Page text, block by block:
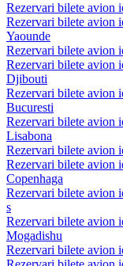
Rezervari bilete avion
Rezervari bilete avion
Yaounde
Rezervari bilete avion
Rezervari bilete avion
Djibouti
Rezervari bilete avion
Bucuresti
Rezervari bilete avion
Lisabona
Rezervari bilete avion
Rezervari bilete avion
Copenhaga
Rezervari bilete avion
s
Rezervari bilete avion
Mogadishu
Rezervari bilete avion